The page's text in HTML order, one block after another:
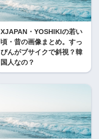
XJAPAN・YOSHIKIの若い
頃・昔の画像まとめ。すっ
ぴんがブサイクで斜視？韓
国人なの？